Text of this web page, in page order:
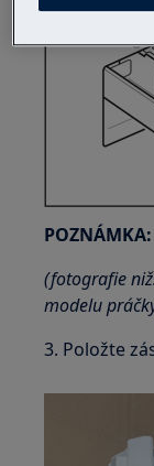
POZNÁMKA:
(fotografie
modelu
3. Položte